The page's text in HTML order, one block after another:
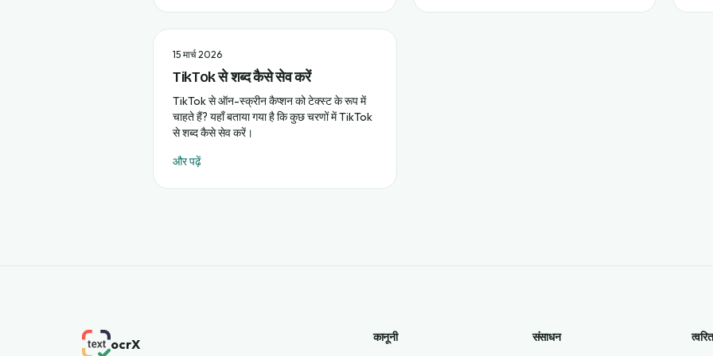
15 मार्च 2026
TikTok से शब्द कैसे सेव करें
TikTok से ऑन-स्क्रीन कैप्शन को टेक्स्ट के रूप में
चाहते हैं? यहाँ बताया गया है कि कुछ चरणों में TikTok
से शब्द कैसे सेव करें।
और पढ़ें
ocrX कानूनी संसाधन